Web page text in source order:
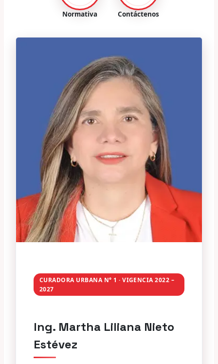
Normativa Contáctenos
CURADORA URBANA N° 1 · VIGENCIA 2022 –
2027
Ing. Martha Liliana Nieto
Estévez